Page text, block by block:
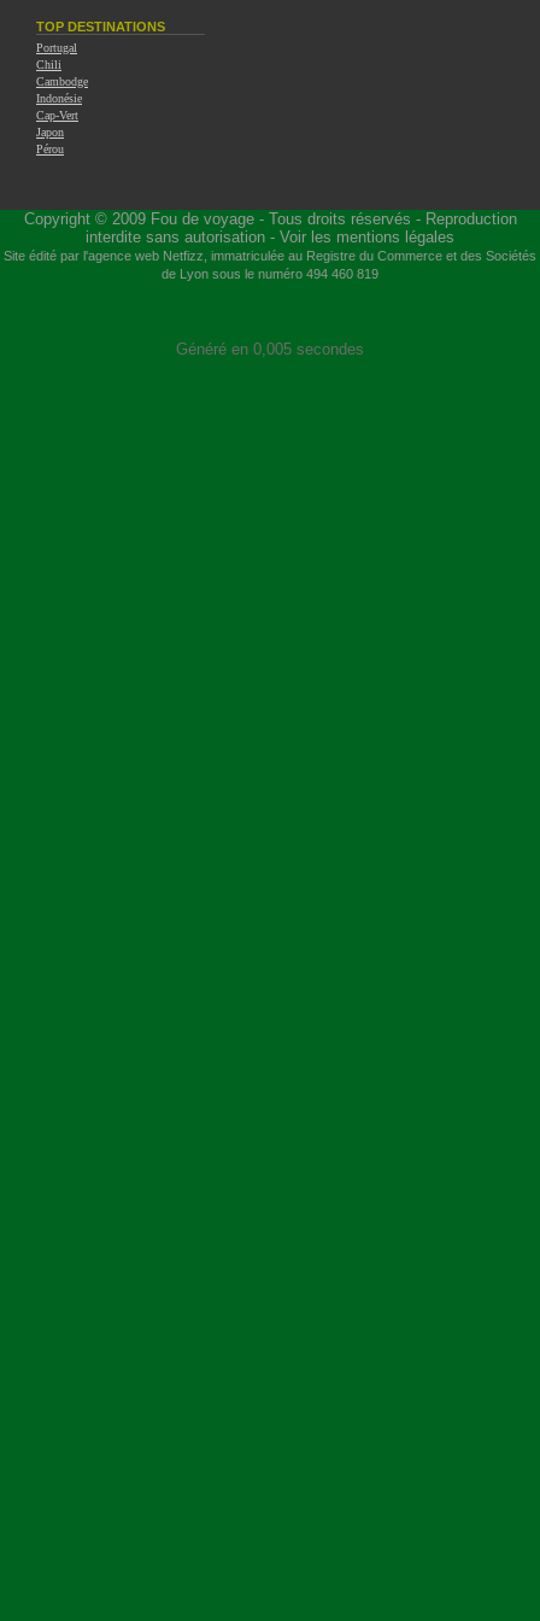
TOP DESTINATIONS
Portugal
Chili
Cambodge
Indonésie
Cap-Vert
Japon
Pérou
Copyright © 2009 Fou de voyage- Tous droits réservés - Reproduction
interdite sans autorisation - Voir les mentions légales
Site édité par l'agence web Netfizz , immatriculée au Registre du Commerce et des Sociétés
de Lyon sous le numéro 494 460 819
Généré en 0,005 secondes